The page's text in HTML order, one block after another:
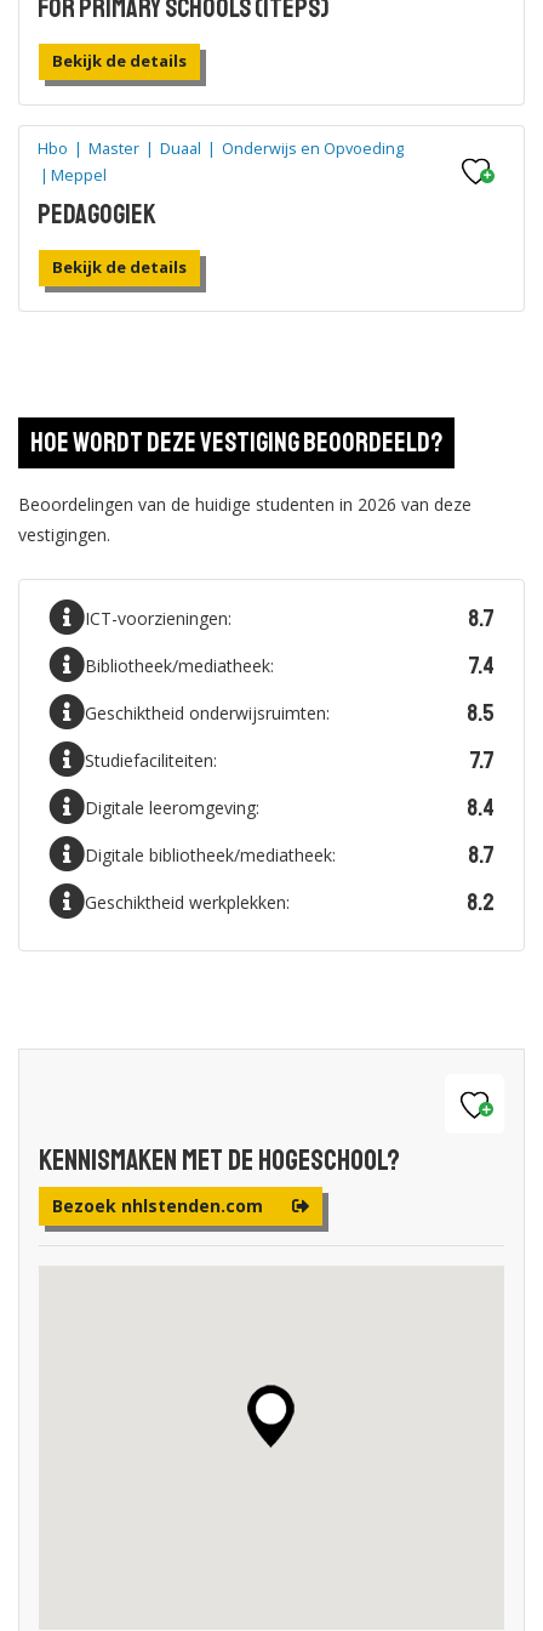
opleidingen bestaat uit ruim 150 associate degree…
for Primary Schools (ITEps)
Bekijk de details
Hbo | Master | Duaal | Onderwijs en Opvoeding
| Meppel
Pedagogiek
Bekijk de details
Pedagogiek
Bekijk de details
Hoe wordt deze vestiging beoordeeld?
Beoordelingen van de huidige studenten in 2026 van deze
vestigingen.
ICT-voorzieningen: 8.7
Bibliotheek/mediatheek: 7.4
Geschiktheid onderwijsruimten: 8.5
Studiefaciliteiten: 7.7
Digitale leeromgeving: 8.4
Digitale bibliotheek/mediatheek: 8.7
Geschiktheid werkplekken: 8.2
Kennismaken met de Hogeschool?
Bezoek nhlstenden.com